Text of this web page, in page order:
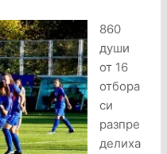
860
души
от 16
отбора
си
разпре
делиха